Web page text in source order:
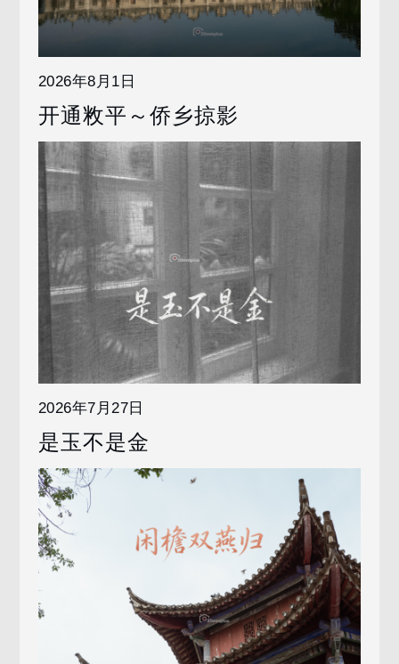
2026年8月1日
开通敉平～侨乡掠影
2026年7月27日
是玉不是金